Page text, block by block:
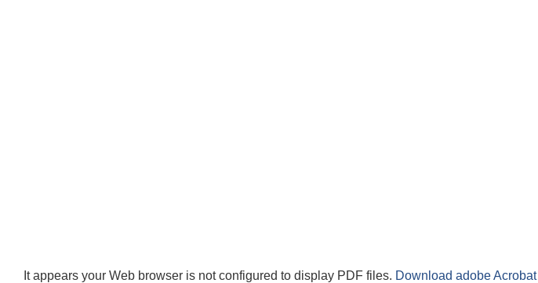
It appears your Web browser is not configured to display PDF files. Download adobe Acrobat